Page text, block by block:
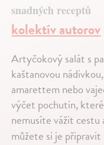
snadných receptů
kolektív autorov
Artyčokový salát s
kaštanovou
amarettem nebo
výčet pochutin,
nemusíte vážit cestu
můžete si je